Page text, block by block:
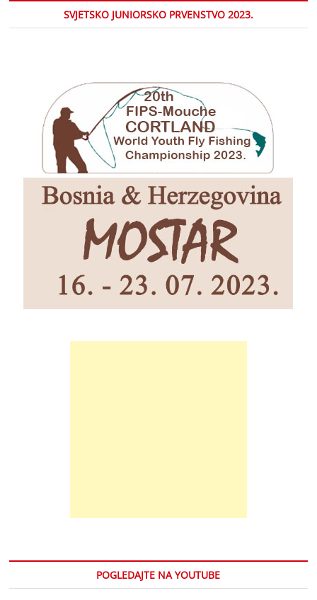
SVJETSKO JUNIORSKO PRVENSTVO 2023.
POGLEDAJTE NA YOUTUBE